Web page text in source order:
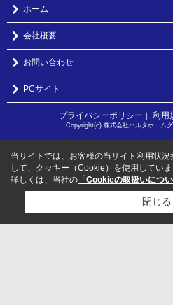
ホーム
会社概要
お問い合わせ
PCサイト
プライバシーポリシー ｜ 利用
Copyright(c) 株式会社ハルタホーム
当サイトでは、お客様の当サイト利用状
して、クッキー（Cookie）を使用していま
詳しくは、当社の 「Cookieの取扱いについ
閉じる